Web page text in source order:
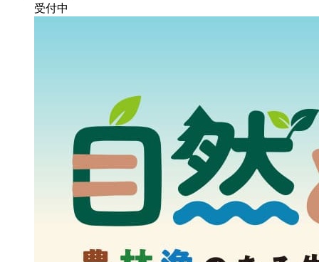
受付中